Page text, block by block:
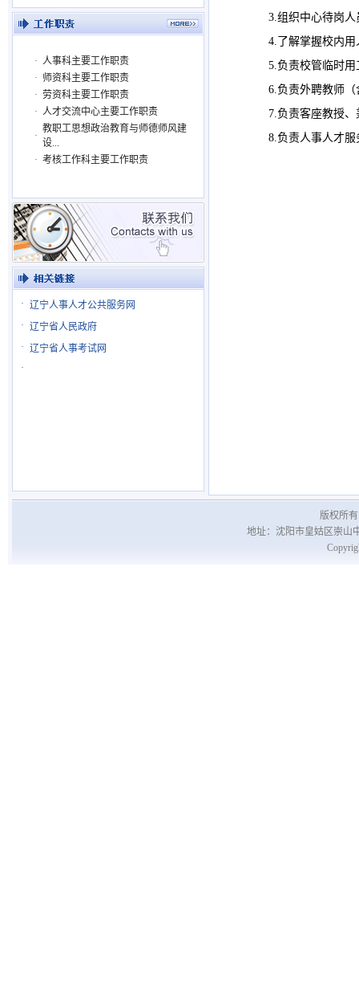
· 人事科主要工作职责
· 师资科主要工作职责
· 劳资科主要工作职责
· 人才交流中心主要工作职责
·
教职工思想政治教育与师德师风建
设...
· 考核工作科主要工作职责
· 辽宁人事人才公共服务网
· 辽宁省人民政府
· 辽宁省人事考试网
·
3.组织中心待岗
4.了解掌握校内
5.负责校管临时
6.负责外聘教师
7.负责客座教授
8.负责人事人才
版权所有
地址：沈阳市皇姑区崇山